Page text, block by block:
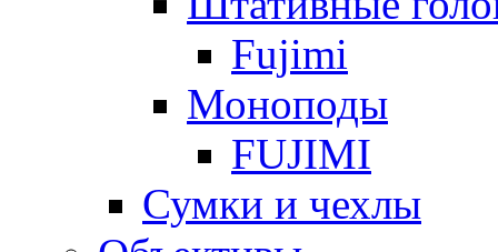
Fujimi
Моноподы
FUJIMI
Сумки и чехлы